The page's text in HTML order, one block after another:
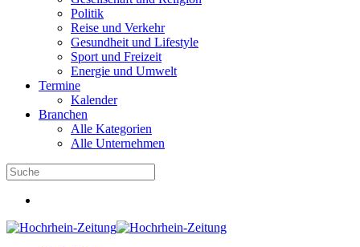
Politik
Reise und Verkehr
Gesundheit und Lifestyle
Sport und Freizeit
Energie und Umwelt
Termine
Kalender
Branchen
Alle Kategorien
Alle Unternehmen